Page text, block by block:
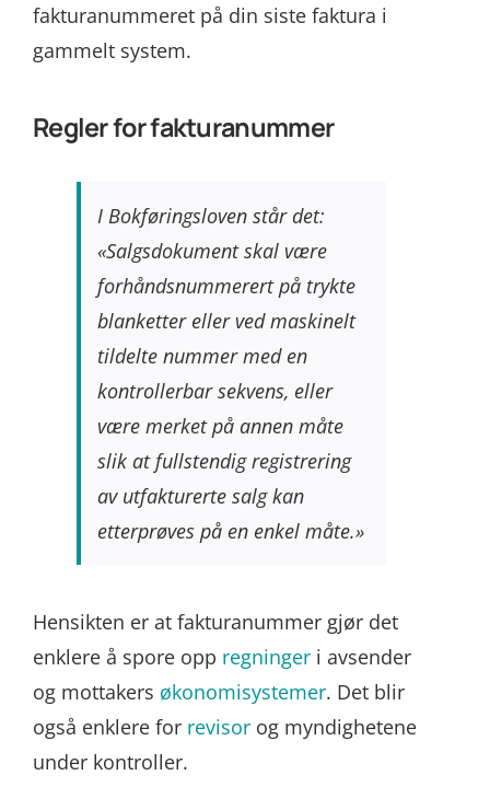
fakturanummeret på din siste faktura i
gammelt system.
Regler for fakturanummer
I Bokføringsloven står det:
«Salgsdokument skal være
forhåndsnummerert på trykte
blanketter eller ved maskinelt
tildelte nummer med en
kontrollerbar sekvens, eller
være merket på annen måte
slik at fullstendig registrering
av utfakturerte salg kan
etterprøves på en enkel måte.»
Hensikten er at fakturanummer gjør det
enklere å spore opp regningeri avsender
og mottakers økonomisystemer. Det blir
også enklere for revisorog myndighetene
under kontroller.